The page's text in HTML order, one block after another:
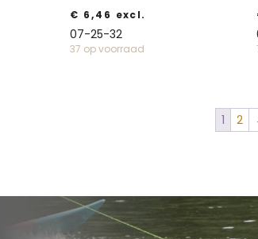
€ 6,46 excl.
07-25-32
37 op voorraad
1 2